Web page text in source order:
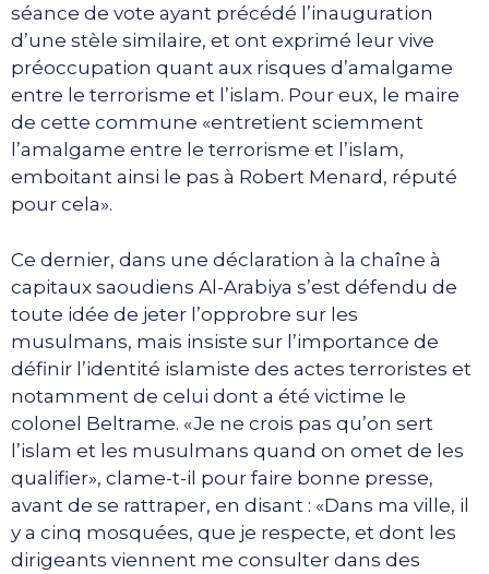
séance de vote ayant précédé l’inauguration
d’une stèle similaire, et ont exprimé leur vive
préoccupation quant aux risques d’amalgame
entre le terrorisme et l’islam. Pour eux, le maire
de cette commune «entretient sciemment
l’amalgame entre le terrorisme et l’islam,
emboitant ainsi le pas à Robert Menard, réputé
pour cela».
Ce dernier, dans une déclaration à la chaîne à
capitaux saoudiens Al-Arabiya s’est défendu de
toute idée de jeter l’opprobre sur les
musulmans, mais insiste sur l’importance de
définir l’identité islamiste des actes terroristes et
notamment de celui dont a été victime le
colonel Beltrame. «Je ne crois pas qu’on sert
l’islam et les musulmans quand on omet de les
qualifier», clame-t-il pour faire bonne presse,
avant de se rattraper, en disant : «Dans ma ville, il
y a cinq mosquées, que je respecte, et dont les
dirigeants viennent me consulter dans des